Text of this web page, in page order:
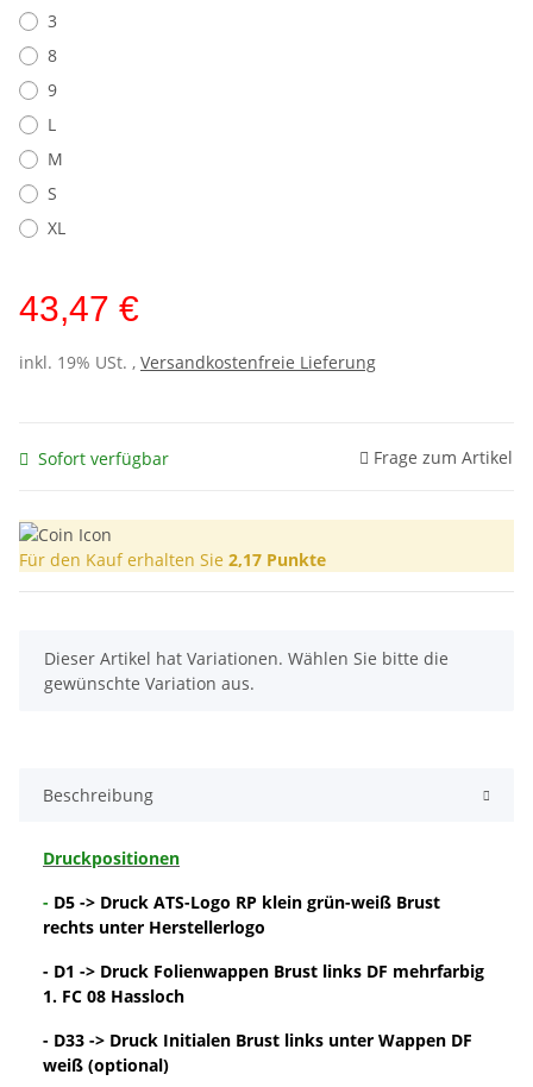
3
8
9
L
M
S
XL
43,47 €
inkl. 19% USt. , Versandkostenfreie Lieferung
Sofort verfügbar Frage zum Artikel
Für den Kauf erhalten Sie 2,17 Punkte
x
Dieser Artikel hat Variationen. Wählen Sie bitte die
gewünschte Variation aus.
Beschreibung
Druckpositionen
- D5 -> Druck ATS-Logo RP klein grün-weiß Brust
rechts unter Herstellerlogo
- D1 -> Druck Folienwappen Brust links DF mehrfarbig
1. FC 08 Hassloch
- D33 -> Druck Initialen Brust links unter Wappen DF
weiß (optional)